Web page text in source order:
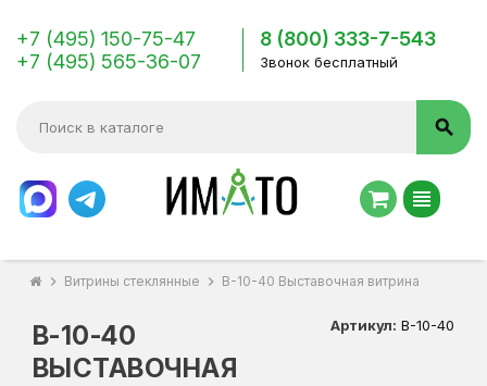
+7 (495) 150-75-47
+7 (495) 565-36-07
8 (800) 333-7-543
Звонок бесплатный
search
view_headline
chevron_right Витрины стеклянные chevron_right В-10-40 Выставочная витрина
В-10-40
ВЫСТАВОЧНАЯ
Артикул: В-10-40